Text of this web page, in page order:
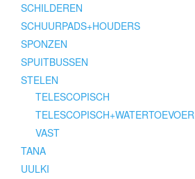
SCHILDEREN
SCHUURPADS+HOUDERS
SPONZEN
SPUITBUSSEN
STELEN
TELESCOPISCH
TELESCOPISCH+WATERTOEVOER
VAST
TANA
UULKI